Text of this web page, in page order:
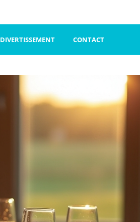
DIVERTISSEMENT CONTACT